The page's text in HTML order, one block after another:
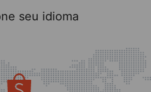
seu idioma